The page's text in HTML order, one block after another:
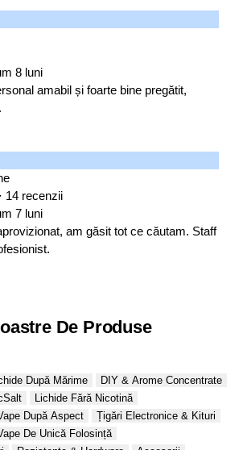
8 luni
amabil și foarte bine pregătit,
· 14 recenzii
7 luni
am găsit tot ce căutam. Staff
De Produse
După Mărime
DIY & Arome Concentrate
Lichide Fără Nicotină
După Aspect
Țigări Electronice & Kituri
De Unică Folosință